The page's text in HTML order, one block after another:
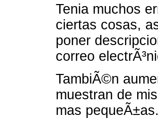
Tenia muchos
ciertas cosas,
poner
correo
TambiÃ©n
muestran de
mas pequeÃ±as.